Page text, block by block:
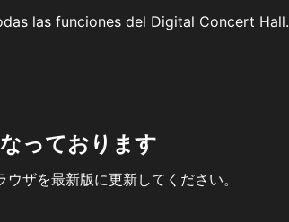
las funciones del Digital Concert Hall.
っております
ザを最新版に更新してください。